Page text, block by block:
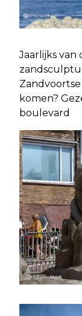
Jaarlijks
komen?
boulevard